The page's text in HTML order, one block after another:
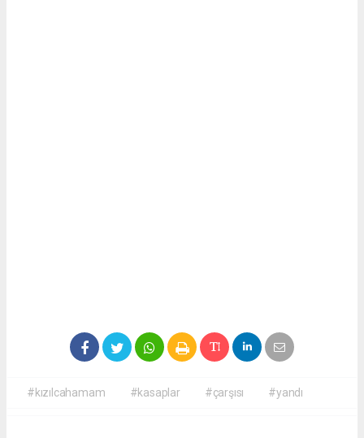
#kızılcahamam #kasaplar #çarşısı #yandı